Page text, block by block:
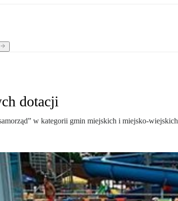
dotacji
w kategorii gmin miejskich i miejsko-wiejskich